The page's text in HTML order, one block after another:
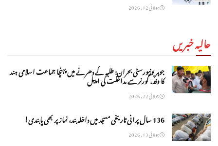
جولائی 12, 2026
حالیہ خبریں
جوہر یونیورسٹی بحران: طلبہ کے دھرنے میں پہنچا جماعت اسلامی ہند
کا وفد، گورنر سے مداخلت کی اپیل
جولائی 22, 2026
136 سال پرانی تاریخی مسجد میں داخلہ بند، نماز پر بھی پابندی!
جولائی 13, 2026